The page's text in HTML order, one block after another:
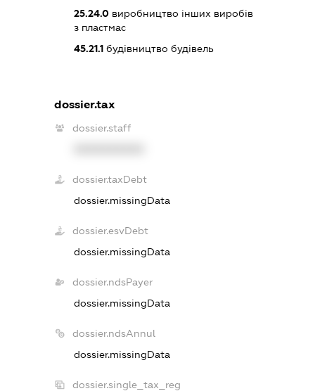
25.24.0 виробництво інших виробів
з пластмас
45.21.1 будівництво будівель
dossier.tax
dossier.staff
dossier.taxDebt
dossier.missingData
dossier.esvDebt
dossier.missingData
dossier.ndsPayer
dossier.missingData
dossier.ndsAnnul
dossier.missingData
dossier.single_tax_reg